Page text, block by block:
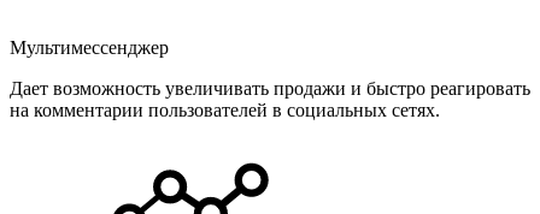
Мультимессенджер
Дает возможность увеличивать продажи и быстро реагировать
на комментарии пользователей в социальных сетях.